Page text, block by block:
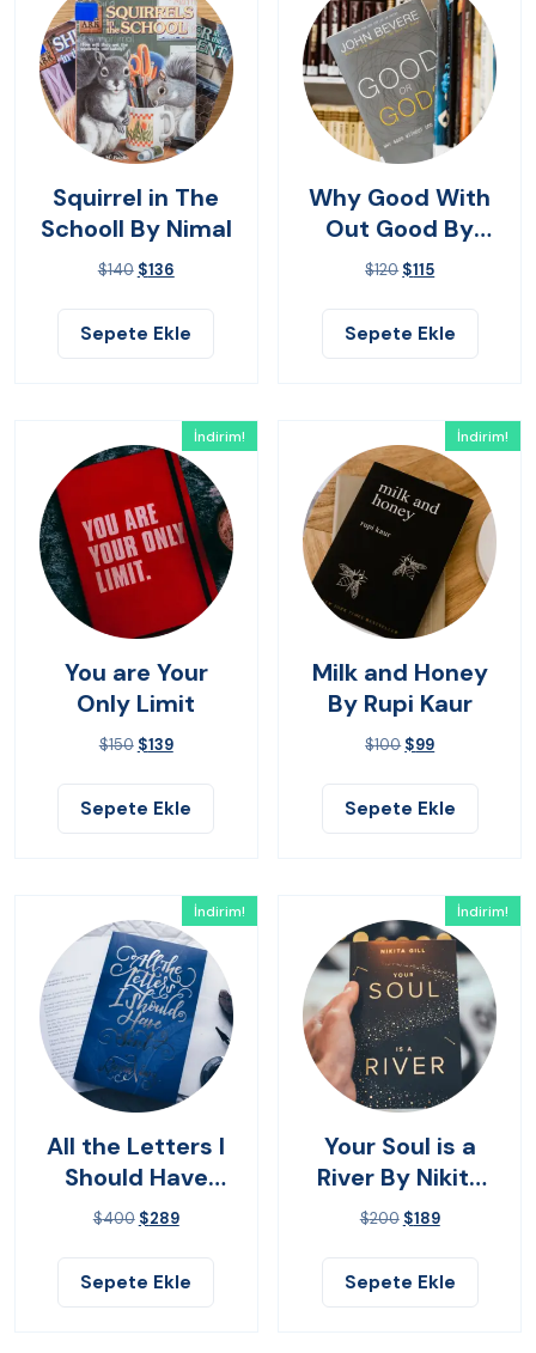
Squirrel in The
Schooll By Nimal
$140 $136
Sepete Ekle
Why Good With
Out Good By
John Bevere
$120 $115
Sepete Ekle
İndirim!
You are Your
Only Limit
$150 $139
Sepete Ekle
İndirim!
Milk and Honey
By Rupi Kaur
$100 $99
Sepete Ekle
İndirim!
All the Letters I
Should Have
Sent
$400 $289
Sepete Ekle
İndirim!
Your Soul is a
River By Nikita
Gilla
$200 $189
Sepete Ekle